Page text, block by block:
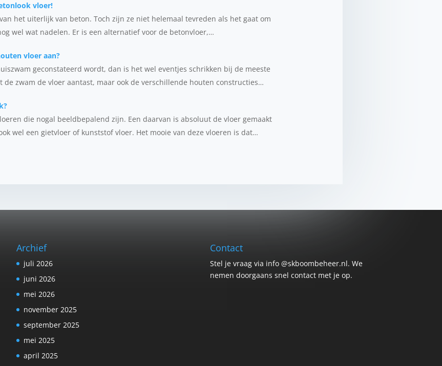
vloer!
het uiterlijk van beton. Toch zijn ze niet helemaal tevreden als het gaat om
wel wat nadelen. Er is een alternatief voor de betonvloer,…
vloer aan?
geconstateerd wordt, dan is het wel eventjes schrikken bij de meeste
de zwam de vloer aantast, maar ook de verschillende houten constructies…
die nogal beeldbepalend zijn. Een daarvan is absoluut de vloer gemaakt
wel een gietvloer of kunststof vloer. Het mooie van deze vloeren is dat…
Archief
juli 2026
juni 2026
mei 2026
november 2025
september 2025
mei 2025
april 2025
Contact
Stel je vraag via info @skboombeheer.nl. We
nemen doorgaans snel contact met je op.